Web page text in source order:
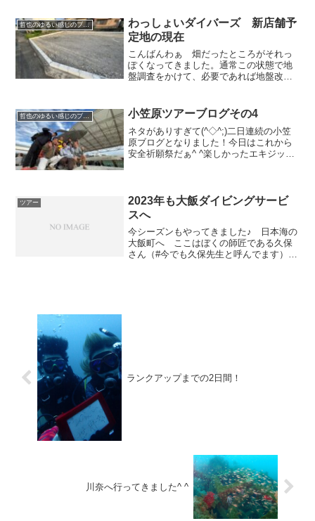
マキが...
哲也のゆるい感じのブログ
わっしょいダイバーズ 新店舗予
定地の現在
こんばんわぁ 畑だったところがそれっ
ぽくなってきました。通常この状態で地
盤調査をかけて、必要であれば地盤改良
かるそうで、ものすごくドキドキしてま
したが、地盤改良は必要が...
小笠原ツアーブログその4
ネタがありすぎて(^◇^;)二日連続の小笠
原ブログとなりました！今日はこれから
安全祈願祭だぁ^ ^楽しかったエキジット
ツバメウ...
ツアー
2023年も大飯ダイビングサービ
スへ
今シーズンもやってきました♪ 日本海の
大飯町へ ここはぼくの師匠である久保
さん（#今でも久保先生と呼んでます）の
ランクアップまでの2日間！
川奈へ行ってきました^ ^